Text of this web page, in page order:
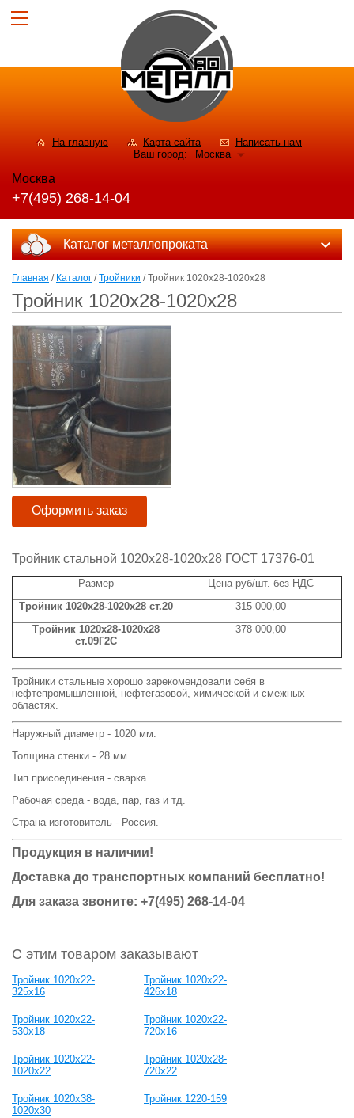
На главную Карта сайта
Написать нам
Ваш город:
Москва
Москва
+7(495) 268-14-04
Каталог металлопроката
Главная / Каталог /Тройники / Тройник 1020x28-1020х28
Тройник 1020x28-1020х28
Оформить заказ
Тройник стальной 1020x28-1020х28 ГОСТ 17376-01
Размер
Цена руб/шт. без НДС
Тройник 1020x28-1020х28 ст.20
315 000,00
Тройник 1020x28-1020х28
ст.09Г2С
378 000,00
Тройники стальные хорошо зарекомендовали себя в
нефтепромышленной, нефтегазовой, химической и смежных
областях.
Наружный диаметр - 1020 мм.
Толщина стенки - 28 мм.
Тип присоединения - сварка.
Рабочая среда - вода, пар, газ и тд.
Страна изготовитель - Россия.
Продукция в наличии!
Доставка до транспортных компаний бесплатно!
Для заказа звоните: +7(495) 268-14-04
С этим товаром заказывают
Тройник 1020x22-
325x16
Тройник 1020x22-
426x18
Тройник 1020x22-
530x18
Тройник 1020x22-
720x16
Тройник 1020x22-
1020х22
Тройник 1020x28-
720x22
Тройник 1020x38-
1020x30
Тройник 1220-159